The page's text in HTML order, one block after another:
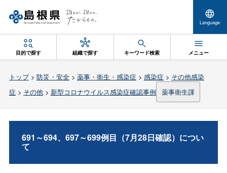
Language
目的で探す 組織で探す キーワード検索 メニュー
トップ> 防災・安全> 薬事・衛生・感染症 > 感染症 > その他感染
症 > その他> 新型コロナウイルス感染症確認事例 薬事衛生課
691～694、697～699例目（7月28日確認）につい
て